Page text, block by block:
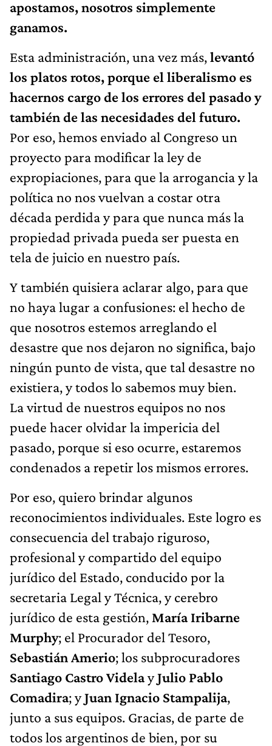
apostamos, nosotros simplemente
ganamos.
Esta administración, una vez más,levantó
los platos rotos, porque el liberalismo es
hacernos cargo de los errores del pasado y
también de las necesidades del futuro.
Por eso, hemos enviado al Congreso un
proyecto para modificar la ley de
expropiaciones, para que la arrogancia y la
política no nos vuelvan a costar otra
década perdida y para que nunca más la
propiedad privada pueda ser puesta en
tela de juicio en nuestro país.
Y también quisiera aclarar algo, para que
no haya lugar a confusiones: el hecho de
que nosotros estemos arreglando el
desastre que nos dejaron no significa, bajo
ningún punto de vista, que tal desastre no
existiera, y todos lo sabemos muy bien.
La virtud de nuestros equipos no nos
puede hacer olvidar la impericia del
pasado, porque si eso ocurre, estaremos
condenados a repetir los mismos errores.
Por eso, quiero brindar algunos
reconocimientos individuales. Este logro es
consecuencia del trabajo riguroso,
profesional y compartido del equipo
jurídico del Estado, conducido por la
secretaria Legal y Técnica, y cerebro
jurídico de esta gestión, María Iribarne
Murphy; el Procurador del Tesoro,
Sebastián Amerio; los subprocuradores
Santiago Castro VidelayJulio Pablo
Comadira; yJuan Ignacio Stampalija,
junto a sus equipos. Gracias, de parte de
todos los argentinos de bien, por su